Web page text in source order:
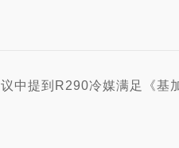
中提到R290冷媒满足《基